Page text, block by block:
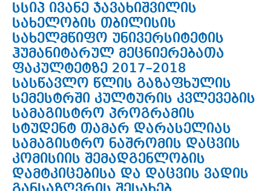
სსიპ ივანე ჯავახიშვილის
სახელობის თბილისის
სახელმწიფო უნივერსიტეტის
ჰუმანიტარულ მეცნიერებათა
ფაკულტეტზე 2017–2018
სასწავლო წლის გაზაფხულის
სემესტრში კულტურის კვლევების
სამაგისტრო პროგრამის
სტუდენტ თამარ დარასელიას
სამაგისტრო ნაშრომის დაცვის
კომისიის შემადგენლობის
დამტკიცებისა და დაცვის ვადის